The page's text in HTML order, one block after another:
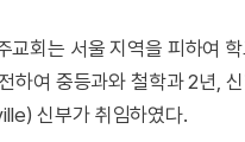
회는 서울 지역을 피하여
여 중등과와 철학과 2년,
신부가 취임하였다.